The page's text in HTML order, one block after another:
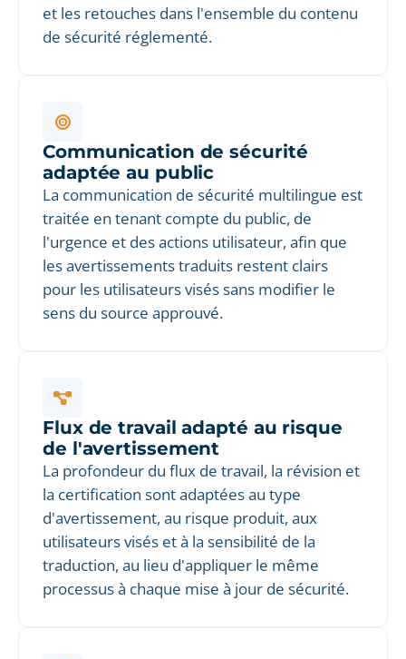
et les retouches dans l'ensemble du contenu
de sécurité réglementé.
Communication de sécurité
adaptée au public
La communication de sécurité multilingue est
traitée en tenant compte du public, de
l'urgence et des actions utilisateur, afin que
les avertissements traduits restent clairs
pour les utilisateurs visés sans modifier le
sens du source approuvé.
Flux de travail adapté au risque
de l'avertissement
La profondeur du flux de travail, la révision et
la certification sont adaptées au type
d'avertissement, au risque produit, aux
utilisateurs visés et à la sensibilité de la
traduction, au lieu d'appliquer le même
processus à chaque mise à jour de sécurité.